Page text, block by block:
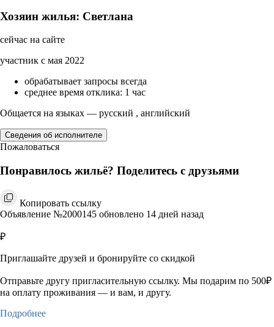
Хозяин жилья: Светлана
сейчас на сайте
участник с мая 2022
обрабатывает запросы всегда
среднее время отклика: 1 час
Общается на языках — русский , английский
Сведения об исполнителе
Пожаловаться
Понравилось жильё? Поделитесь с друзьями
Копировать ссылку
Объявление №2000145 обновлено 14 дней назад
₽
Приглашайте друзей и бронируйте со скидкой
Отправьте другу пригласительную ссылку. Мы подарим по 500₽
на оплату проживания — и вам, и другу.
Подробнее